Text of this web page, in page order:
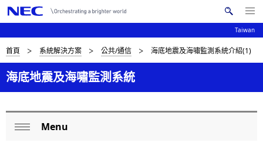
Taiwan
搜
索
E
Me
nu
Op
N
a
v
D
i
s
首頁 系統解決方案 公共/通信 海底地震及海嘯監測系統介紹(1)
海底地震及海嘯監測系統
Menu